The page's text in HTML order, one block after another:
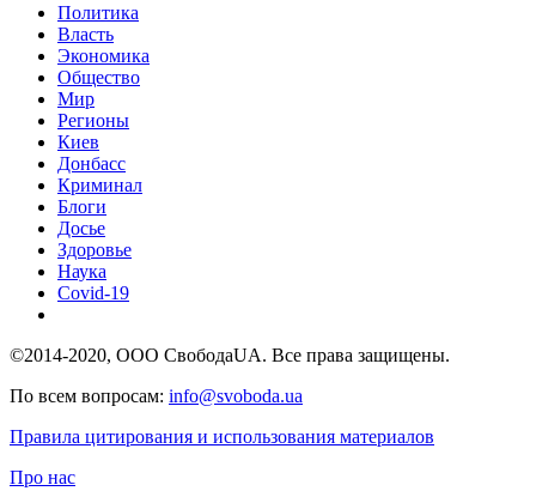
Политика
Власть
Экономика
Общество
Мир
Регионы
Киев
Донбасс
Криминал
Блоги
Досье
Здоровье
Наука
Covid-19
©2014-2020, ООО СвободаUA. Все права защищены.
По всем вопросам: info@svoboda.ua
Правила цитирования и использования материалов
Про нас